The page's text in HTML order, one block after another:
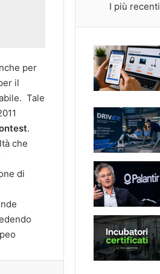
per
il
Tale
.
che
di
I più recenti